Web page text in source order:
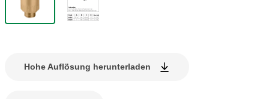
Hohe Auflösung herunterladen